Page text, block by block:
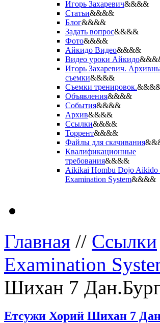
Игорь Захаревич&&&&
Статьи&&&&
Блог&&&&
Задать вопрос&&&&
Фото&&&&
Айкидо Видео&&&&
Видео уроки Айкидо
Игорь Захаревич.
съемки&&&&
Съемки тренировок.
Объявления&&&&
События&&&&
Архив&&&&
Ссылки&&&&
Торрент&&&&
Файлы для скачивания
Квалификационные
требования&&&&
Aikikai Hombu Dojo Aikido
Examination System&&&&
Главная // Ссылки
Examination
Шихан 7
Етсужи Хорий Шихан 7